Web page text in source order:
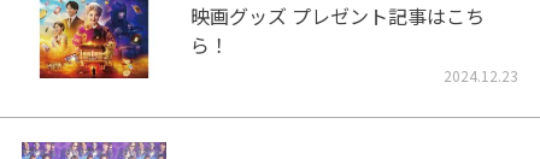
映画グッズ プレゼント記事はこち
ら！
2024.12.23